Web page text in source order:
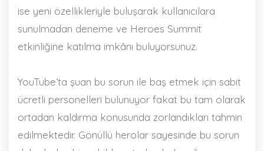
ise yeni özellikleriyle buluşarak kullanıcılara
sunulmadan deneme ve Heroes Summit
etkinliğine katılma imkânı buluyorsunuz.
YouTube’ta şuan bu sorun ile baş etmek için sabit
ücretli personelleri bulunuyor fakat bu tam olarak
ortadan kaldırma konusunda zorlandıkları tahmin
edilmektedir. Gönüllü herolar sayesinde bu sorun